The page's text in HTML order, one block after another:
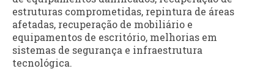
estruturas comprometidas, repintura de áreas
afetadas, recuperação de mobiliário e
equipamentos de escritório, melhorias em
sistemas de segurança e infraestrutura
tecnológica.